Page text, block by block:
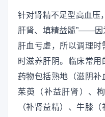
针对肾精不足型高血压
肝肾、填精益髓”——因
肝血亏虚，所以调理时
时滋养肝阴。临床常
药物包括熟地（滋阴补
茱萸（补益肝肾）、
（补肾益精）、牛膝